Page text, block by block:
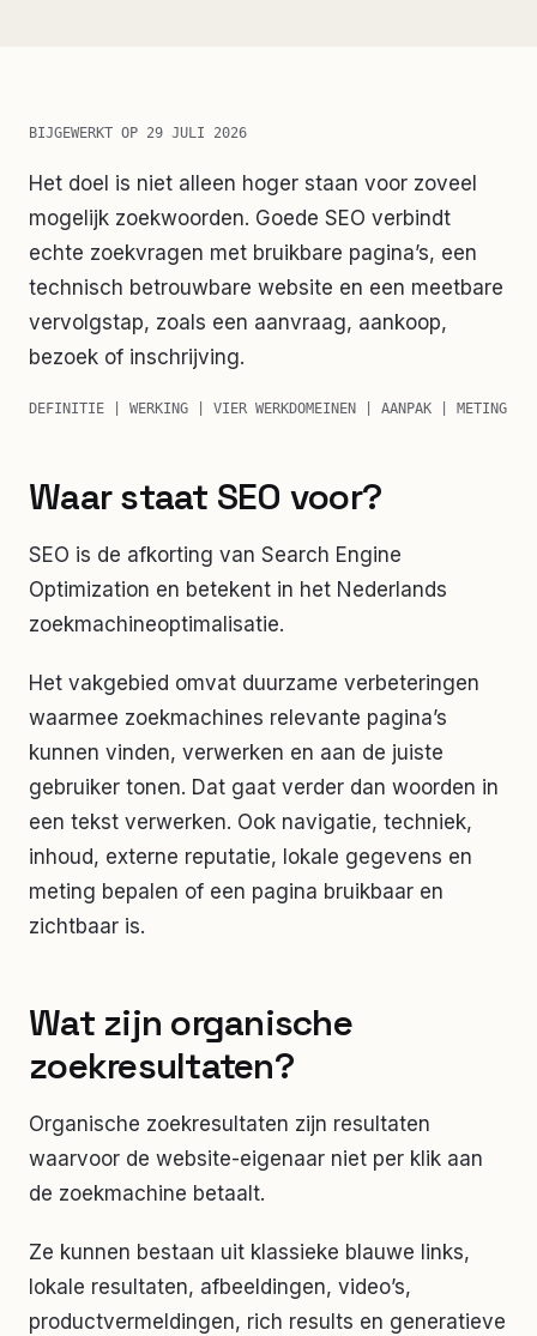
BIJGEWERKT OP 29 JULI 2026
Het doel is niet alleen hoger staan voor zoveel
mogelijk zoekwoorden. Goede SEO verbindt
echte zoekvragen met bruikbare pagina’s, een
technisch betrouwbare website en een meetbare
vervolgstap, zoals een aanvraag, aankoop,
bezoek of inschrijving.
DEFINITIE | WERKING | VIER WERKDOMEINEN | AANPAK | METING
Waar staat SEO voor?
SEO is de afkorting van Search Engine
Optimization en betekent in het Nederlands
zoekmachineoptimalisatie.
Het vakgebied omvat duurzame verbeteringen
waarmee zoekmachines relevante pagina’s
kunnen vinden, verwerken en aan de juiste
gebruiker tonen. Dat gaat verder dan woorden in
een tekst verwerken. Ook navigatie, techniek,
inhoud, externe reputatie, lokale gegevens en
meting bepalen of een pagina bruikbaar en
zichtbaar is.
Wat zijn organische
zoekresultaten?
Organische zoekresultaten zijn resultaten
waarvoor de website-eigenaar niet per klik aan
de zoekmachine betaalt.
Ze kunnen bestaan uit klassieke blauwe links,
lokale resultaten, afbeeldingen, video’s,
productvermeldingen, rich results en generatieve